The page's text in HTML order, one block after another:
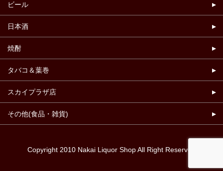
ビール
日本酒
焼酎
タバコ＆葉巻
スカイプラザ店
その他(食品・雑貨)
Copyright 2010 Nakai Liquor Shop All Right Reserved